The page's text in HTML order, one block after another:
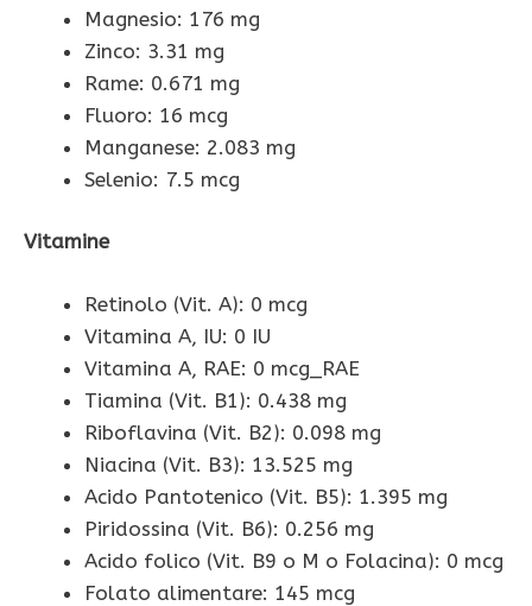
Magnesio: 176 mg
Zinco: 3.31 mg
Rame: 0.671 mg
Fluoro: 16 mcg
Manganese: 2.083 mg
Selenio: 7.5 mcg
Vitamine
Retinolo (Vit. A): 0 mcg
Vitamina A, IU: 0 IU
Vitamina A, RAE: 0 mcg_RAE
Tiamina (Vit. B1): 0.438 mg
Riboflavina (Vit. B2): 0.098 mg
Niacina (Vit. B3): 13.525 mg
Acido Pantotenico (Vit. B5): 1.395 mg
Piridossina (Vit. B6): 0.256 mg
Acido folico (Vit. B9 o M o Folacina): 0 mcg
Folato alimentare: 145 mcg